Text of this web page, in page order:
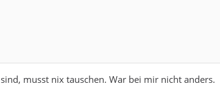
musst nix tauschen. War bei mir nicht anders.